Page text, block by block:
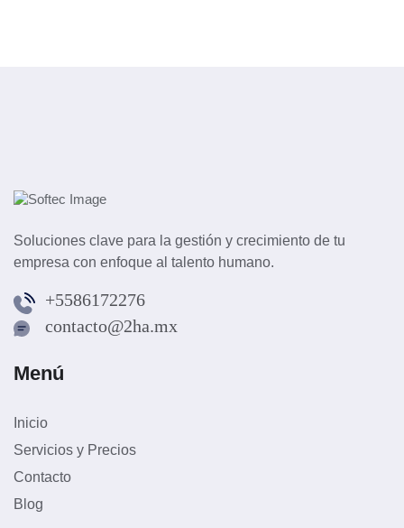
Soluciones clave para la gestión y crecimiento de tu
empresa con enfoque al talento humano.
+5586172276
contacto@2ha.mx
Menú
Inicio
Servicios y Precios
Contacto
Blog